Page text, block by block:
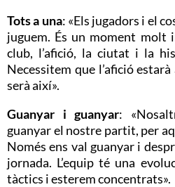
Tots a una: «Els jugadors i el
juguem. És un moment molt
club, l’afició, la ciutat i la
Necessitem que l’afició
serà així».
Guanyar i guanyar:
guanyar el nostre partit, per
Només ens val guanyar i
jornada. L’equip té una
tàctics i esterem concentrats».